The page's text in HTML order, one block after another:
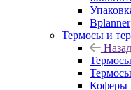
Bplanner
Термосы и
Назад
Термосы
Коферы